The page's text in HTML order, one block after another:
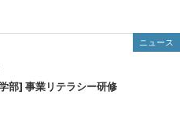
ニュース
部] 事業リテラシー研修